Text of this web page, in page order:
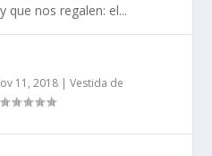
nos regalen: el...
11, 2018 |Vestida de